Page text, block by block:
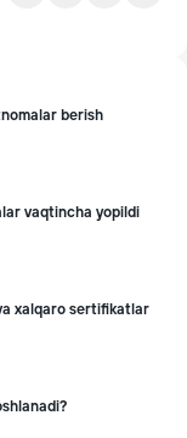
berish
vaqtincha yopildi
xalqaro sertifikatlar